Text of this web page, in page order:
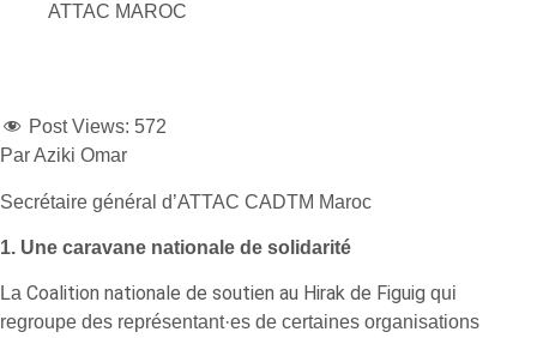
ATTAC MAROC
Post Views: 572
Par Aziki Omar
Secrétaire général d’ATTAC CADTM Maroc
1. Une caravane nationale de solidarité
La Coalition nationale de soutien au Hirak de Figuig qui
regroupe des représentant·es de certaines organisations